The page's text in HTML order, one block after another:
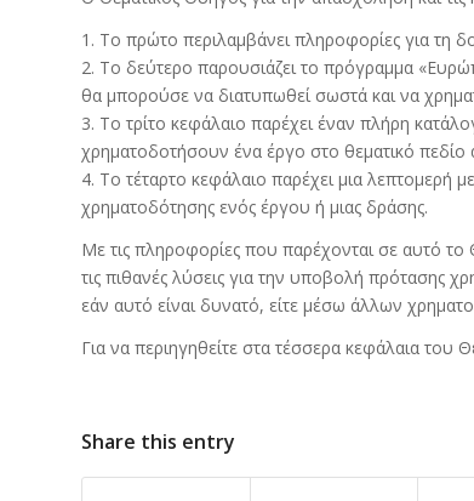
1. Το πρώτο περιλαμβάνει πληροφορίες για τη
2. Το δεύτερο παρουσιάζει το πρόγραμμα
θα μπορούσε να διατυπωθεί σωστά και να
3. Το τρίτο κεφάλαιο παρέχει έναν πλήρη
χρηματοδοτήσουν ένα έργο στο θεματικό πεδίο
4. Το τέταρτο κεφάλαιο παρέχει μια λεπτομερή
χρηματοδότησης ενός έργου ή μιας δράσης.
Με τις πληροφορίες που παρέχονται σε αυτό το
τις πιθανές λύσεις για την υποβολή πρότασης
εάν αυτό είναι δυνατό, είτε μέσω άλλων
Για να περιηγηθείτε στα τέσσερα κεφάλαια του
Share this entry